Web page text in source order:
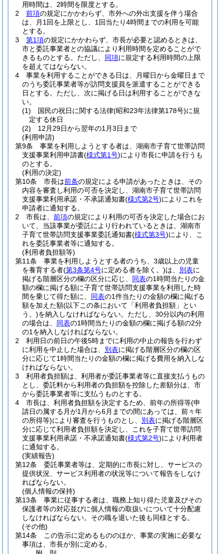
用時間は、2時間を限度とする。
2
前項の規定にかかわらず、市外への外出支援を伴う場合
は、月1回を上限とし、1回当たり4時間までの利用を可能
とする。
3
第1項の規定にかかわらず、市長が必要と認めるときは、
市と委託事業者との協議により利用時間を定めることがで
きるものとする。 ただし、 同項に規定する利用時間の上限
を超えてはならない。
4
事業を利用することができる日は、月曜日から金曜日まで
のうち委託事業者等が訪問支援員を派遣することができる
日とする。 ただし、次に掲げる日は利用することができな
い。
(1)
国民の祝日に関する法律(昭和23年法律第178号)に規
定する休日
(2)
12月29日から翌年の1月3日まで
(利用申請)
第9条
事業を利用しようとする者は、湖南市子育て世帯訪問
支援事業利用申請書(様式第1号)により市長に申請を行うも
のとする。
(利用の決定)
第10条
市長は前条の規定による申請があったときは、その
内容を審査し利用の可否を決定し、湖南市子育て世帯訪問
支援事業利用承諾・不承諾通知書(様式第2号)によりこれを
申請者に通知する。
2
市長は、 前項の規定により利用の可否を決定した場合にお
いて、当該事業が委託により行われているときは、湖南市
子育て世帯訪問支援事業委託通知書(様式第3号)により、こ
れを委託事業者等に通知する。
(利用者負担額等)
第11条
事業を利用しようとする者のうち、3歳以上の児童
を養育する者(第3条第4号に定める者を除く。)は、 別表に
掲げる階層区分の欄の区分に応じ、 同表の1時間当たりの金
額の欄に掲げる額に子育て世帯訪問支援事業を利用した時
間を乗じて得た額に、 同表の1件当たりの金額の欄に掲げる
額を加えた額(以下この条において「利用者負担額」とい
う。)を納入しなければならない。 ただし、30分以内の利用
の場合は、 同表の1時間当たりの金額の欄に掲げる額の2分
の1を納入しなければならない。
2
利用日の前日の午後5時までに利用の中止の報告を行わず
に利用を中止した場合は、 別表に掲げる階層区分の欄の区
分に応じて1時間当たりの金額の欄に掲げる費用を納入しな
ければならない。
3
利用者負担額は、利用者が委託事業者等に直接支払うもの
とし、委託料から利用者の負担額を控除した差額分は、市
から委託事業者等に支払うものとする。
4
市長は、利用者負担額を決定するため、前年の所得等(申
請日の属する月が1月から6月までの間にあっては、前々年
の所得等)により審査を行うものとし、 別表に掲げる階層区
分に応じて利用者負担額を決定し、これを子育て世帯訪問
支援事業利用承諾・不承諾通知書(様式第2号)により利用者
に通知する。
(実績報告)
第12条
委託事業者等は、定期的に市長に対し、サービスの
提供状況、サービス利用者の状況等について報告をしなけ
ればならない。
(個人情報の保持)
第13条
事業に従事する者は、職務上知り得た児童及びその
保護者等の対応並びに個人情報の取扱いについて十分配慮
しなければならない。 その職を退いた後も同様とする。
(その他)
第14条
この告示に定めるもののほか、事業の実施に必要な
事項は、市長が別に定める。